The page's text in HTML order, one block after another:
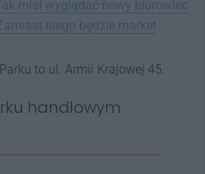
miał wyglądać nowy biurowiec
niego będzie market
to ul. Armii Krajowej 45.
handlowym